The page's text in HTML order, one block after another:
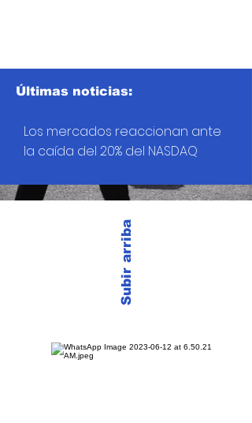
Subir arriba
Últimas noticias:
Los mercados reaccionan ante
la caída del 20% del NASDAQ